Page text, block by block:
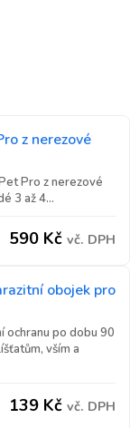
z nerezové
Pro z nerezové
3 až 4...
590 Kč vč. DPH
obojek pro
ochranu po dobu 90
vším a
139 Kč vč. DPH